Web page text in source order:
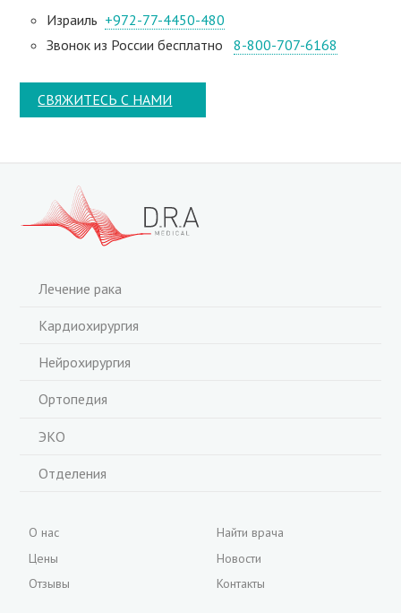
Израиль +972-77-4450-480
Звонок из России бесплатно8-800-707-6168
СВЯЖИТЕСЬ С НАМИ
Лечение рака
Кардиохирургия
Нейрохирургия
Ортопедия
ЭКО
Отделения
О нас
Цены
Отзывы
Найти врача
Новости
Контакты